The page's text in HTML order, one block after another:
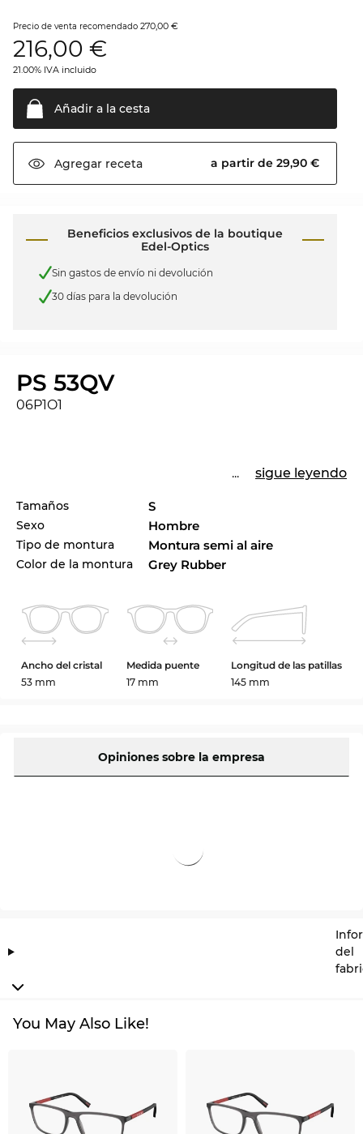
Precio de venta recomendado 270,00 €
216,00 €
21.00% IVA incluido
Añadir a la cesta
Agregar receta a partir de 29,90 €
Beneficios exclusivos de la boutique
Edel-Optics
Sin gastos de envío ni devolución
30 días para la devolución
PS 53QV
06P1O1
... sigue leyendo
Tamaños S
Sexo Hombre
Tipo de montura Montura semi al aire
Color de la montura Grey Rubber
Ancho del cristal
53 mm
Medida puente
17 mm
Longitud de las patillas
145 mm
Opiniones sobre la empresa
del
You May Also Like!